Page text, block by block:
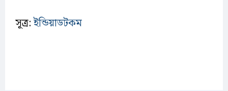
সূত্র:ইন্ডিয়াডটকম